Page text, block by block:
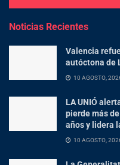
Noticias Recientes
Valencia
autóctona de
10 AGOSTO,
LA UNIÓ
pierde más
años y lidera
10 AGOSTO,